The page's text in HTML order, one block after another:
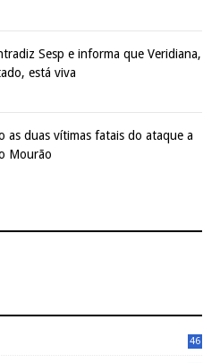
Sesp e informa que Veridiana,
está viva
as duas vítimas fatais do ataque a
Mourão
46